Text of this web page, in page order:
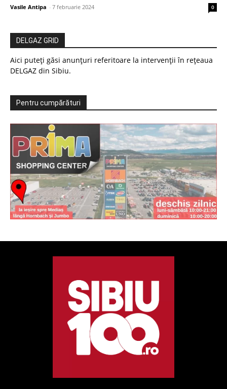
Vasile Antipa - 7 februarie 2024 0
DELGAZ GRID
Aici puteți găsi anunțuri referitoare la intervenții în rețeaua
DELGAZ din Sibiu.
Pentru cumpărături